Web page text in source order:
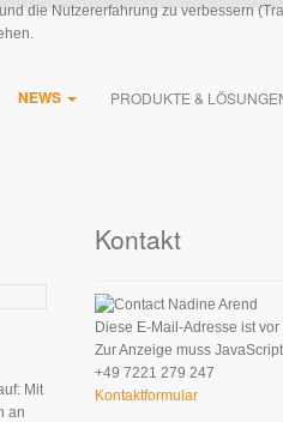
NEWS PRODUKTE &
Mit
an
Kontakt
Nadine Arend
Diese E-Mail-Adresse ist
Zur Anzeige muss
+49 7221 279 247
Kontaktformular
die Nutzererfahrung zu verbessern